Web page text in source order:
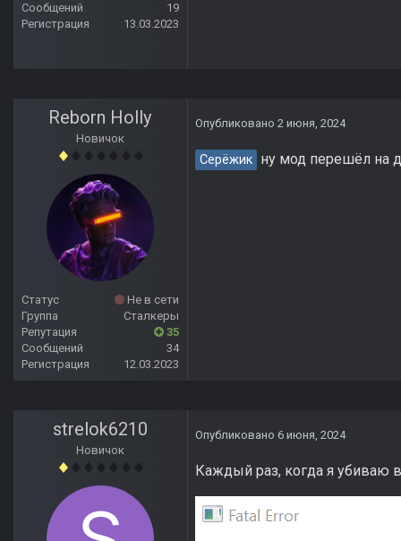
Сообщений
19
Регистрация
13.03.2023
Reborn Holly
Новичок
Статус
Не в сети
Группа
Сталкеры
Репутация
35
Сообщений
34
Регистрация
12.03.2023
Опубликовано 2 июня, 2024
Серёжик ну мод перешёл на
strelok6210
Новичок
Опубликовано 6 июня, 2024
Каждый раз, когда я убиваю